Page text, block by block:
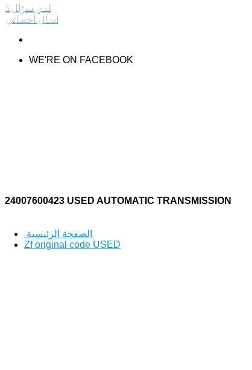
لدي سؤال؟
اسأل أخصائي
WE'RE ON FACEBOOK
24007600423 USED AUTOMATIC TRANSMISSION
الصفحة الرئيسية
Zf original code USED